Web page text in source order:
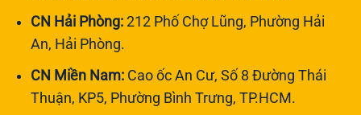
CN Hải Phòng: 212 Phố Chợ Lũng, Phường Hải
An, Hải Phòng.
CN Miền Nam: Cao ốc An Cư, Số 8 Đường Thái
Thuận, KP5, Phường Bình Trưng, TP.HCM.